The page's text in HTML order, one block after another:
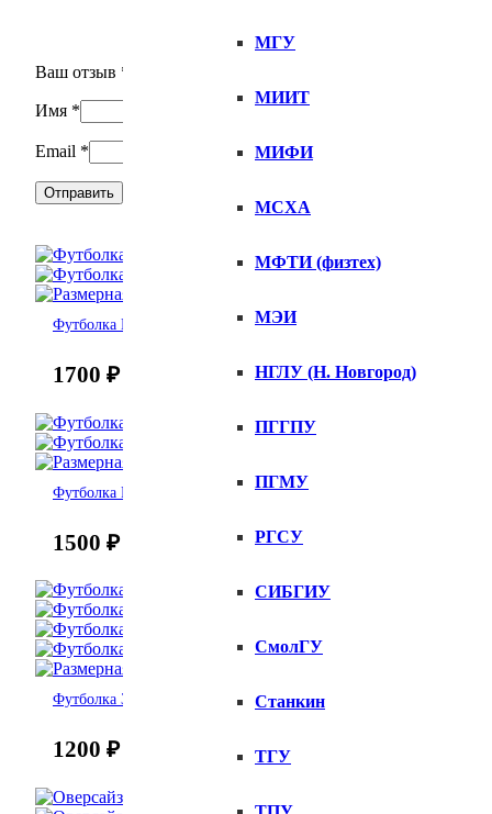
МГУ
МИИТ
МИФИ
МСХА
МФТИ (физтех)
МЭИ
НГЛУ (Н. Новгород)
ПГГПУ
ПГМУ
РГСУ
СИБГИУ
СмолГУ
Станкин
ТГУ
Ваш отзыв *
Имя *
Email *
Футболка Nada delat
1700 ₽
Футболка Рекомендую
1500 ₽
Футболка Зумер
1200 ₽